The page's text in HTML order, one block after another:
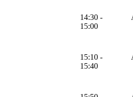
14:30 -
15:00
15:10 -
15:40